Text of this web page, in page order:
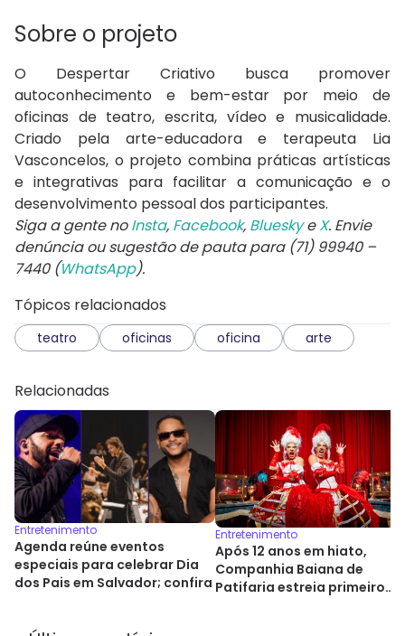
Sobre o projeto
O Despertar Criativo busca promover
autoconhecimento e bem-estar por meio de
oficinas de teatro, escrita, vídeo e musicalidade.
Criado pela arte-educadora e terapeuta Lia
Vasconcelos, o projeto combina práticas artísticas
e integrativas para facilitar a comunicação e o
desenvolvimento pessoal dos participantes.
Siga a gente noInsta, Facebook, BlueskyeX. Envie
denúncia ou sugestão de pauta para (71) 99940 –
7440 (WhatsApp).
Tópicos relacionados
teatro oficinas oficina arte
Relacionadas
Entretenimento
Agenda reúne eventos
especiais para celebrar Dia
dos Pais em Salvador; confira
Entretenimento
Após 12 anos em hiato,
Companhia Baiana de
Patifaria estreia primeiro